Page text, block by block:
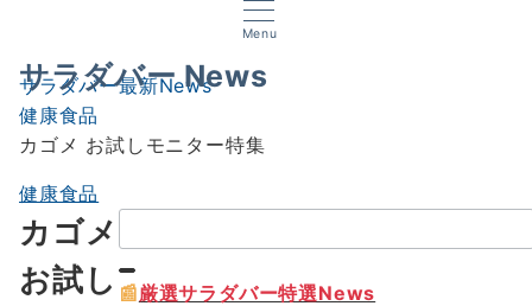
Menu
サラダバー News
サラダバー最新News
健康食品
カゴメ お試しモニター特集
健康食品
カゴメ
お試し
索：
📰厳選サラダバー特選News